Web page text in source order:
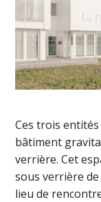
Ces trois
bâtiment
verrière. Cet
sous verrière
lieu de